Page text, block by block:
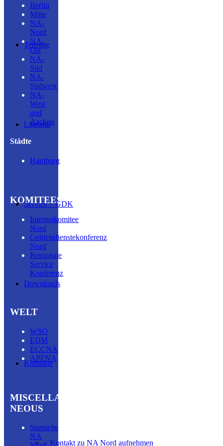
Termine
Literatur
Service – GDK
Downloads
Kontakte
– Kontakt zu NA Nord aufnehmen
Berlin
Mitte
NA-
Nord
NA-
Ost
NA-
Süd
NA-
Südwest
NA-
West
und
Aachen
Städte
Hamburg
KOMITEES
Internetkomitee
Nord
Gebietsdienstekonferenz
Nord
Regionale
Service
Konferenz
WELT
WSO
EDM
ECCNA
APFNA
MISCELLA­
NEOUS
Startseite
NA